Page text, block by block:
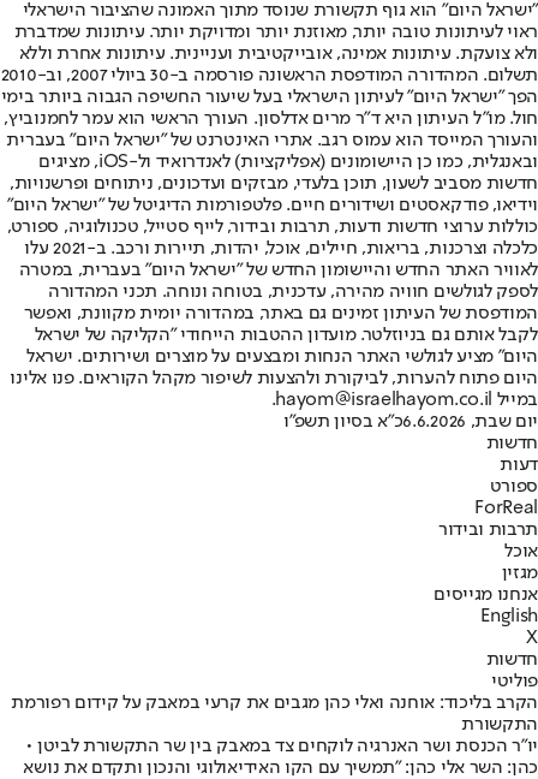
"ישראל היום" הוא גוף תקשורת שנוסד מתוך האמונה שהציבור הישראלי
ראוי לעיתונות טובה יותר, מאוזנת יותר ומדויקת יותר. עיתונות שמדברת
ולא צועקת. עיתונות אמינה, אובייקטיבית ועניינית. עיתונות אחרת וללא
תשלום. המהדורה המודפסת הראשונה פורסמה ב-30 ביולי 2007, וב-2010
הפך "ישראל היום" לעיתון הישראלי בעל שיעור החשיפה הגבוה ביותר בימי
חול. מו"ל העיתון היא ד"ר מרים אדלסון. העורך הראשי הוא עמר לחמנוביץ,
והעורך המייסד הוא עמוס רגב. אתרי האינטרנט של "ישראל היום" בעברית
ובאנגלית, כמו כן היישומונים (אפליקציות) לאנדרואיד ול-iOS, מציגים
חדשות מסביב לשעון, תוכן בלעדי, מבזקים ועדכונים, ניתוחים ופרשנויות,
וידיאו, פודקאסטים ושידורים חיים. פלטפורמות הדיגיטל של "ישראל היום"
כוללות ערוצי חדשות ודעות, תרבות ובידור, לייף סטייל, טכנולוגיה, ספורט,
כלכלה וצרכנות, בריאות, חיילים, אוכל, יהדות, תיירות ורכב. ב-2021 עלו
לאוויר האתר החדש והיישומון החדש של "ישראל היום" בעברית, במטרה
לספק לגולשים חוויה מהירה, עדכנית, בטוחה ונוחה. תכני המהדורה
המודפסת של העיתון זמינים גם באתר, במהדורה יומית מקוונת, ואפשר
לקבל אותם גם בניוזלטר. מועדון ההטבות הייחודי "הקליקה של ישראל
היום" מציע לגולשי האתר הנחות ומבצעים על מוצרים ושירותים. ישראל
היום פתוח להערות, לביקורת ולהצעות לשיפור מקהל הקוראים. פנו אלינו
במייל hayom@israelhayom.co.il.
יום שבת, 6.6.2026
כ"א בסיון תשפ"ו
חדשות
דעות
ספורט
ForReal
תרבות ובידור
אוכל
מגזין
אנחנו מגייסים
English
X
חדשות
פוליטי
הקרב בליכוד: אוחנה ואלי כהן מגבים את קרעי במאבק על קידום רפורמת
התקשורת
יו"ר הכנסת ושר האנרגיה לוקחים צד במאבק בין שר התקשורת לביטן •
כהן: השר אלי כהן: "תמשיך עם הקו האידיאולוגי והנכון ותקדם את נושא